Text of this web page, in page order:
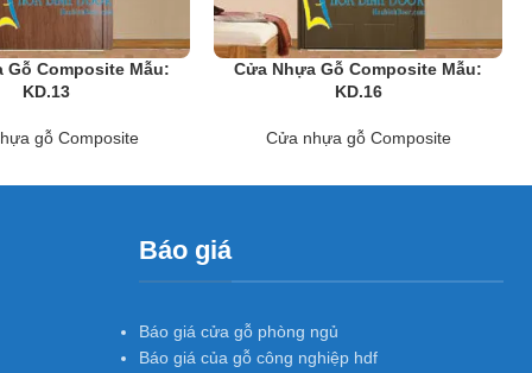
Gỗ Composite Mẫu:
KD.13
gỗ Composite
Cửa Nhựa Gỗ Composite Mẫu:
KD.16
Cửa nhựa gỗ Composite
Báo giá
Báo giá cửa gỗ phòng ngủ
Báo giá của gỗ công nghiệp hdf